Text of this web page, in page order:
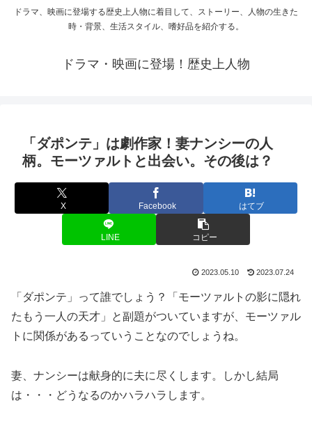
ドラマ、映画に登場する歴史上人物に着目して、ストーリー、人物の生きた
時・背景、生活スタイル、嗜好品を紹介する。
ドラマ・映画に登場！歴史上人物
「ダポンテ」は劇作家！妻ナンシーの人
柄。モーツァルトと出会い。その後は？
X Facebook はてブ
LINE コピー
2023.05.10 2023.07.24
「ダポンテ」って誰でしょう？「モーツァルトの影に隠れ
たもう一人の天才」と副題がついていますが、モーツァル
トに関係があるっていうことなのでしょうね。
妻、ナンシーは献身的に夫に尽くします。しかし結局
は・・・どうなるのかハラハラします。